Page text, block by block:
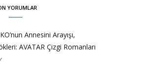
YORUMLAR
Annesini Arayışı,
AVATAR Çizgi Romanları